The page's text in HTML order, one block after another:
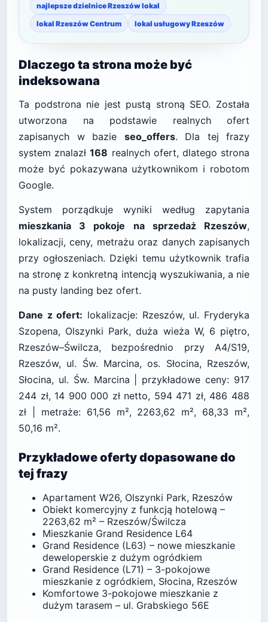
najlepsze dzielnice Rzeszów lokal
lokal Rzeszów Centrum
lokal usługowy Rzeszów
Dlaczego ta strona może być
indeksowana
Ta podstrona nie jest pustą stroną SEO. Została
utworzona na podstawie realnych ofert
zapisanych w bazie seo_offers. Dla tej frazy
system znalazł168 realnych ofert, dlatego strona
może być pokazywana użytkownikom i robotom
Google.
System porządkuje wyniki według zapytania
mieszkania 3 pokoje na sprzedaż Rzeszów,
lokalizacji, ceny, metrażu oraz danych zapisanych
przy ogłoszeniach. Dzięki temu użytkownik trafia
na stronę z konkretną intencją wyszukiwania, a nie
na pusty landing bez ofert.
Dane z ofert: lokalizacje: Rzeszów, ul. Fryderyka
Szopena, Olszynki Park, duża wieża W, 6 piętro,
Rzeszów–Świlcza, bezpośrednio przy A4/S19,
Rzeszów, ul. Św. Marcina, os. Słocina, Rzeszów,
Słocina, ul. Św. Marcina | przykładowe ceny: 917
244 zł, 14 900 000 zł netto, 594 471 zł, 486 488
zł | metraże: 61,56 m², 2263,62 m², 68,33 m²,
50,16 m².
Przykładowe oferty dopasowane do
tej frazy
Apartament W26, Olszynki Park, Rzeszów
Obiekt komercyjny z funkcją hotelową –
2263,62 m² – Rzeszów/Świlcza
Mieszkanie Grand Residence L64
Grand Residence (L63) – nowe mieszkanie
deweloperskie z dużym ogródkiem
Grand Residence (L71) – 3-pokojowe
mieszkanie z ogródkiem, Słocina, Rzeszów
Komfortowe 3-pokojowe mieszkanie z
dużym tarasem – ul. Grabskiego 56E